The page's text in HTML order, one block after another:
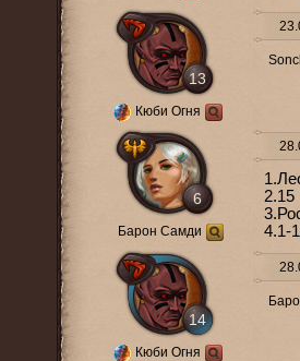
13
Кюби Огня
6
Барон Самди
2.15
4.1-
14
Кюби Огня